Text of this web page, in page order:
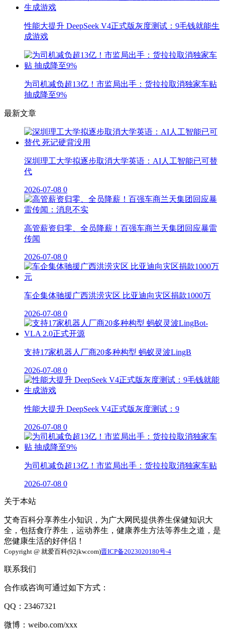
性能大提升 DeepSeek V4正式版灰度测试：9毛钱就能生
成游戏
为司机减负超13亿！市监局出手：货拉拉取消独家车贴
抽成降至9%
最新文章
深圳理工大学拟逐步取消大学英语：AI人工智能已可替
代
2026-07-08 0
高管薪资归零、全员降薪！百强车商兰天集团回应暴雷
传闻
2026-07-08 0
车企集体驰援广西洪涝灾区 比亚迪向灾区捐款1000万
2026-07-08 0
支持17家机器人厂商20多种构型 蚂蚁灵波LingB
2026-07-08 0
性能大提升 DeepSeek V4正式版灰度测试：9
2026-07-08 0
为司机减负超13亿！市监局出手：货拉拉取消独家车贴
2026-07-08 0
关于本站
艾奇百科分享养生小知识，为广大网民提供养生保健知识大
全，包括食疗养生，运动养生，健康养生方法等养生之道，是
您健康生活的好伴侣！
Copyright @ 就爱百科(92jkw.com)晋ICP备2023020180号-4
联系我们
合作或咨询可通过如下方式：
QQ：23467321
微博：weibo.com/xxx